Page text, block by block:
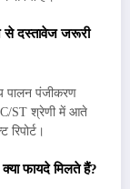
से दस्तावेज जरूरी
पालन पंजीकरण
ST श्रेणी में आते
फायदे मिलते हैं?